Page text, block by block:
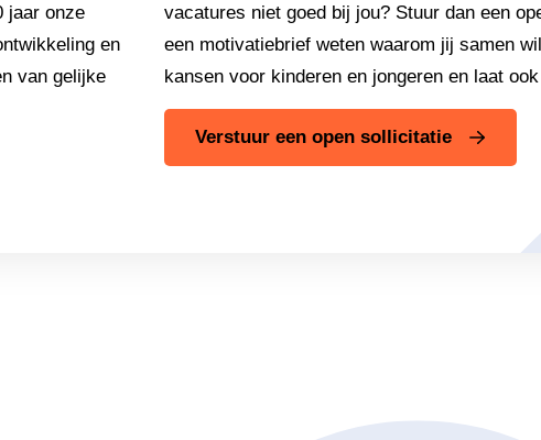
jaar onze
en
van gelijke
vacatures niet goed bij jou? Stuur dan een
een motivatiebrief weten waarom jij samen
kansen voor kinderen en jongeren en laat
Verstuur een open sollicitatie